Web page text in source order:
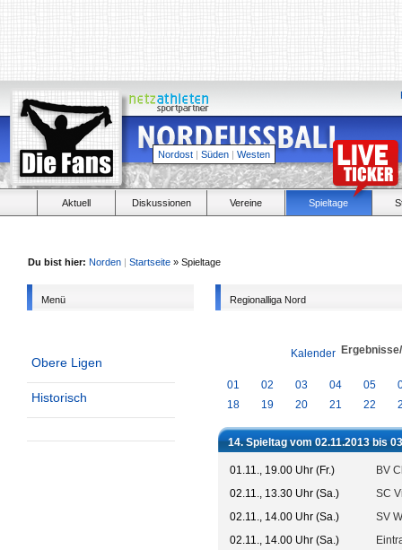
Nordost | Süden | Westen
Aktuell Diskussionen Vereine Spieltage
Du bist hier: Norden | Startseite » Spieltage
Menü
Obere Ligen
Historisch
Regionalliga Nord
Kalender
01 02 03 04 05
18
19 20 21 22
14. Spieltag vom 02.11.2013 bis
01.11., 19.00 Uhr (Fr.)
BV
02.11., 13.30 Uhr (Sa.)
SC
02.11., 14.00 Uhr (Sa.)
SV
02.11., 14.00 Uhr (Sa.)